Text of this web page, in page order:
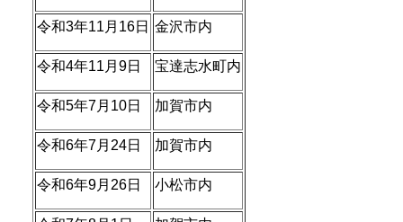
令和3年11月16日 金沢市内
令和4年11月9日 宝達志水町内
令和5年7月10日 加賀市内
令和6年7月24日 加賀市内
令和6年9月26日 小松市内